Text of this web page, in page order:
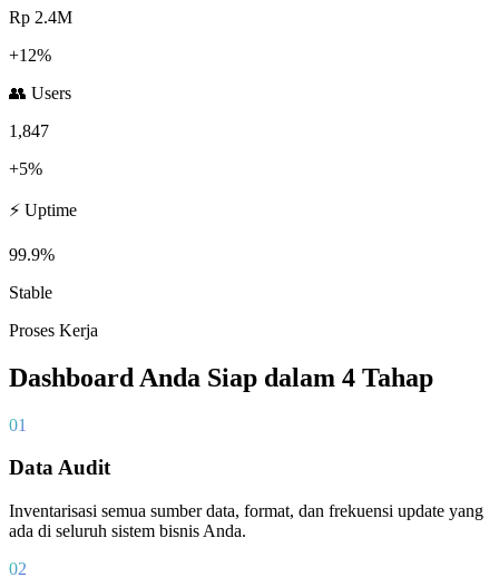
Rp 2.4M
+12%
👥 Users
1,847
+5%
⚡ Uptime
99.9%
Stable
Proses Kerja
Dashboard Anda Siap dalam 4 Tahap
01
Data Audit
Inventarisasi semua sumber data, format, dan frekuensi update yang
ada di seluruh sistem bisnis Anda.
02